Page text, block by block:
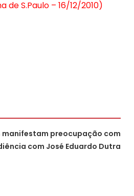
S.Paulo – 16/12/2010)
manifestam preocupação com
com José Eduardo Dutra